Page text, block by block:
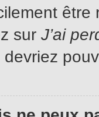
sur J’ai